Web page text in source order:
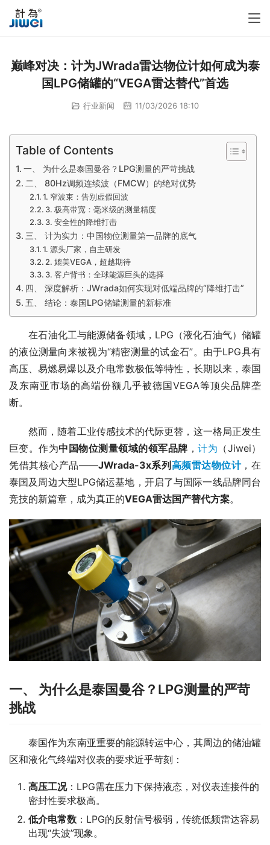
巅峰对决：计为JWrada雷达物位计如何成为泰
国LPG储罐的“VEGA雷达替代”首选
行业新闻 11/03/2026 18:10
Table of Contents
一、 为什么是泰国曼谷？LPG测量的严苛挑战
二、 80Hz调频连续波（FMCW）的绝对优势
1. 窄波束：告别虚假回波
3. 极高带宽：毫米级的测量精度
3. 安全性的降维打击
三、 计为实力：中国物位测量第一品牌的底气
1. 源头厂家，自主研发
2. 媲美VEGA，超越期待
3. 客户背书：全球能源巨头的选择
四、 深度解析：JWrada如何实现对低端品牌的“降维打击”
五、 结论：泰国LPG储罐测量的新标准
在石油化工与能源储备领域，LPG（液化石油气）储罐
的液位测量向来被视为“精密测量的试金石”。由于LPG具有
高压、易燃易爆以及介电常数极低等特性，长期以来，泰国
及东南亚市场的高端份额几乎被德国VEGA等顶尖品牌垄
断。
然而，随着工业传感技术的代际更替，这一格局正发生
巨变。作为中国物位测量领域的领军品牌 ，计为 （Jiwei）
凭借其核心产品——JWrada-3x系列 高频雷达物位计，在
泰国及周边大型LPG储运基地，开启了与国际一线品牌同台
竞技的新篇章，成为真正的VEGA雷达国产替代方案。
一、 为什么是泰国曼谷？LPG测量的严苛
挑战
泰国作为东南亚重要的能源转运中心，其周边的储油罐
区和液化气终端对仪表的要求近乎苛刻：
高压工况：LPG需在压力下保持液态，对仪表连接件的
密封性要求极高。
低介电常数 ：LPG的反射信号极弱，传统低频雷达容易
出现“失波”现象。